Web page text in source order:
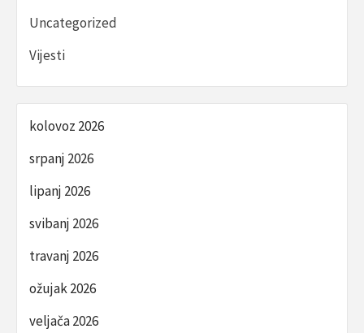
Uncategorized
Vijesti
kolovoz 2026
srpanj 2026
lipanj 2026
svibanj 2026
travanj 2026
ožujak 2026
veljača 2026